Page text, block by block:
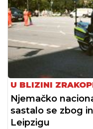
U BLIZINI
Njemačko
sastalo se zbog
Leipzigu